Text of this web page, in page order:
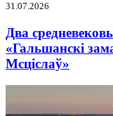
31.07.2026
Два
«Гальшанскі
Мсціслаў»